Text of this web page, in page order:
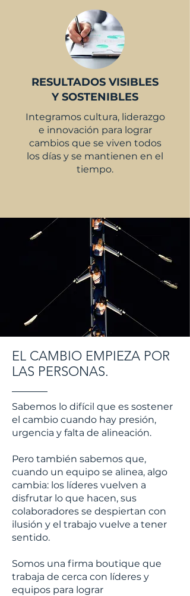
RESULTADOS VISIBLES
Y SOSTENIBLES
Integramos cultura, liderazgo
e innovación para lograr
cambios que se viven todos
los días y se mantienen en el
tiempo.
EL CAMBIO EMPIEZA POR
LAS PERSONAS.
Sabemos lo difícil que es sostener
el cambio cuando hay presión,
urgencia y falta de alineación.
Pero también sabemos que,
cuando un equipo se alinea, algo
cambia: los líderes vuelven a
disfrutar lo que hacen, sus
colaboradores se despiertan con
ilusión y el trabajo vuelve a tener
sentido.
Somos una firma boutique que
trabaja de cerca con líderes y
equipos para lograr